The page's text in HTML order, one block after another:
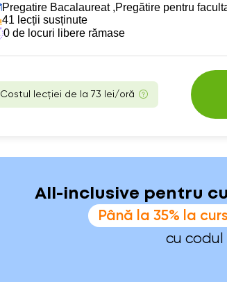
Pregatire Bacalaureat ,Pregătire pentru
41 lecții susținute
0 de locuri libere rămase
Costul lecției de la 73 lei/oră
All-inclusive pentru
Până la 35% la
cu codul